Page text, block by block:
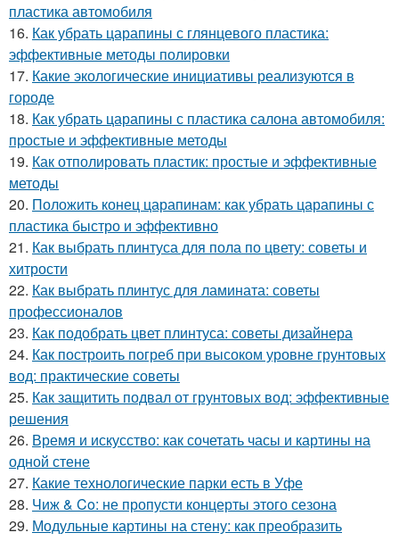
пластика автомобиля
16. Как убрать царапины с глянцевого пластика:
эффективные методы полировки
17. Какие экологические инициативы реализуются в
городе
18. Как убрать царапины с пластика салона автомобиля:
простые и эффективные методы
19. Как отполировать пластик: простые и эффективные
методы
20. Положить конец царапинам: как убрать царапины с
пластика быстро и эффективно
21. Как выбрать плинтуса для пола по цвету: советы и
хитрости
22. Как выбрать плинтус для ламината: советы
профессионалов
23. Как подобрать цвет плинтуса: советы дизайнера
24. Как построить погреб при высоком уровне грунтовых
вод: практические советы
25. Как защитить подвал от грунтовых вод: эффективные
решения
26. Время и искусство: как сочетать часы и картины на
одной стене
27. Какие технологические парки есть в Уфе
28. Чиж & Co: не пропусти концерты этого сезона
29. Модульные картины на стену: как преобразить